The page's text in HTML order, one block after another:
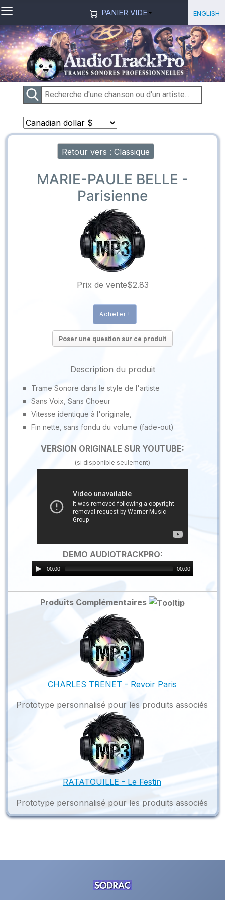
≡ PANIER VIDE English
Retour vers : Classique
MARIE-PAULE BELLE -
Parisienne
Prix ​​de vente$2.83
Poser une question sur ce produit
Description du produit
Trame Sonore dans le style de l'artiste
Sans Voix, Sans Choeur
Vitesse identique à l'originale,
Fin nette, sans fondu du volume (fade-out)
VERSION ORIGINALE SUR YOUTUBE:
(si disponible seulement)
DEMO AUDIOTRACKPRO:
00:00 00:00
Produits Complémentaires
CHARLES TRENET - Revoir Paris
Prototype personnalisé pour les produits associés
RATATOUILLE - Le Festin
Prototype personnalisé pour les produits associés